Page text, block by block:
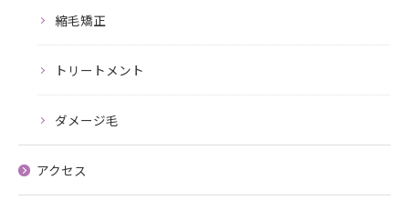
縮毛矯正
トリートメント
ダメージ毛
アクセス